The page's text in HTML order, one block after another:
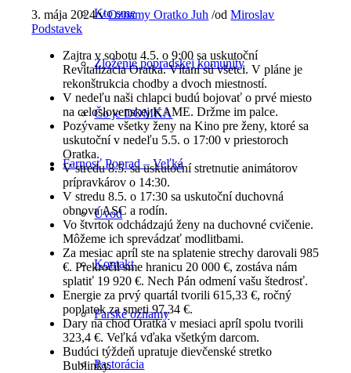
Kto sme
Zloženie popradskej komunity
Čo je DOMKA
Farnosť Poprad – Veľká
Úvod
Kontakt
Farské oznamy
Pastorácia
3. mája 2024/vOznamy Oratko Juh /odMiroslav
Podstavek
Zajtra v sobotu 4.5. o 9:00 sa uskutoční
Revitalizácia Oratka. Vítaní sú všetci. V pláne je
rekonštrukcia chodby a dvoch miestností.
V nedeľu naši chlapci budú bojovať o prvé miesto
na celoslovenskej KAME. Držme im palce.
Pozývame všetky ženy na Kino pre ženy, ktoré sa
uskutoční v nedeľu 5.5. o 17:00 v priestoroch
Oratka.
V stredu 8.5. sa uskutoční stretnutie animátorov
prípravkárov o 14:30.
V stredu 8.5. o 17:30 sa uskutoční duchovná
obnova ASC a rodín.
Vo štvrtok odchádzajú ženy na duchovné cvičenie.
Môžeme ich sprevádzať modlitbami.
Za mesiac apríl ste na splatenie strechy darovali 985
€. Prekročil sme hranicu 20 000 €, zostáva nám
splatiť 19 920 €. Nech Pán odmení vašu štedrosť.
Energie za prvý quartál tvorili 615,33 €, ročný
poplatok za smeti 97,34 €.
Dary na chod Oratka v mesiaci apríl spolu tvorili
323,4 €. Veľká vďaka všetkým darcom.
Budúci týždeň upratuje dievčenské stretko
Bublinky.